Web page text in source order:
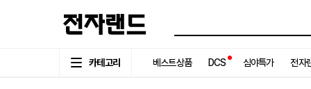
카테고리 베스트상품 DCS 심야특가 전자